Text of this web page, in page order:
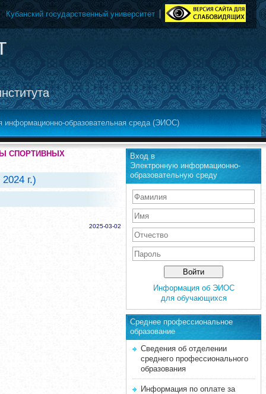
Кубанский государственный университет
информационно-образовательная среда (ЭИОС)
СПОРТИВНЫХ
г.)
2025-03-02
Вход в
Электронную информационно-
образовательную среду
Информация об ЭИОС
для обучающихся
Среднее професcиональное
образование
Сведения об отделении
среднего профессионального
образования
Информация по оплате за